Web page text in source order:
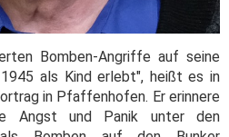
Bomben-Angriffe auf seine
als Kind erlebt", heißt es in
in Pfaffenhofen. Er erinnere
Angst und Panik unter den